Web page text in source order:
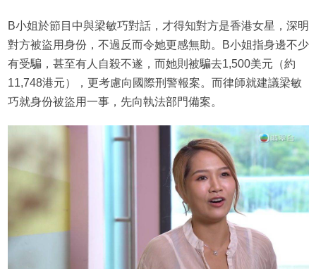
B小姐於節目中與梁敏巧對話，才得知對方是香港女星，深明
對方被盜用身份，不過反而令她更感無助。B小姐指身邊不少
有受騙，甚至有人自殺不遂，而她則被騙去1,500美元（約
11,748港元），更考慮向國際刑警報案。而律師就建議梁敏
巧就身份被盜用一事，先向執法部門備案。